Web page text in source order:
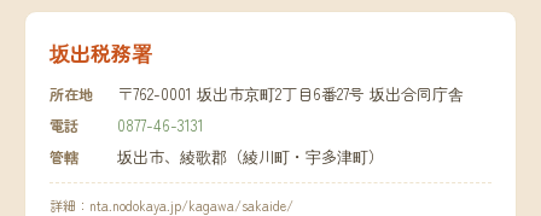
坂出税務署
所在地 〒762-0001 坂出市京町2丁目6番27号 坂出合同庁舎
電話 0877-46-3131
管轄 坂出市、綾歌郡（綾川町・宇多津町）
詳細： nta.nodokaya.jp/kagawa/sakaide/